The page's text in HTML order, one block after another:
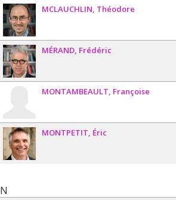
MCLAUCHLIN Théodore
MÉRAND Frédéric
MONTAMBEAULT Françoise
MONTPETIT Éric
N